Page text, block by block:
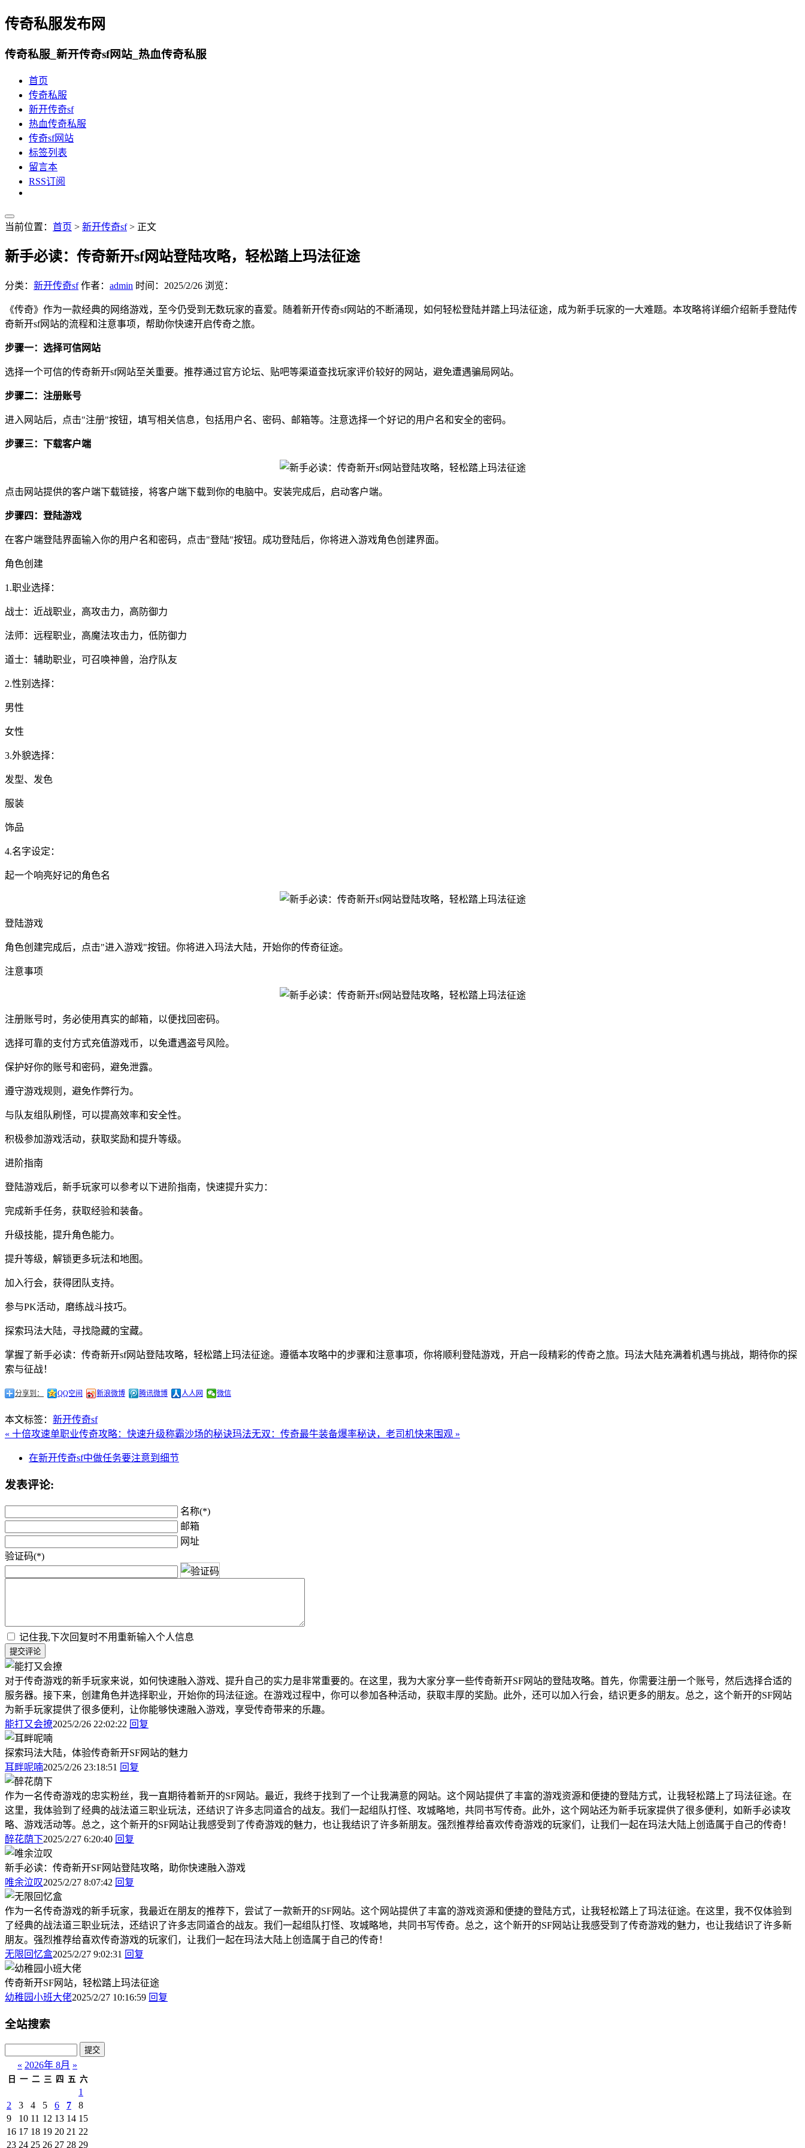
传奇私服发布网
传奇私服_新开传奇sf网站_热血传奇私服
首页
传奇私服
新开传奇sf
热血传奇私服
传奇sf网站
标签列表
留言本
RSS订阅
当前位置： 首页 > 新开传奇sf> 正文
新手必读：传奇新开sf网站登陆攻略，轻松踏上玛法征途
分类： 新开传奇sf 作者： admin 时间： 2025/2/26 浏览：
《传奇》作为一款经典的网络游戏，至今仍受到无数玩家的喜爱。随着新开传奇sf网站的不断涌现，如何轻松登陆并踏上玛法征途，成为新手玩家的一大难题。本攻略将详细介绍新手登陆传
奇新开sf网站的流程和注意事项，帮助你快速开启传奇之旅。
步骤一：选择可信网站
选择一个可信的传奇新开sf网站至关重要。推荐通过官方论坛、贴吧等渠道查找玩家评价较好的网站，避免遭遇骗局网站。
步骤二：注册账号
进入网站后，点击"注册"按钮，填写相关信息，包括用户名、密码、邮箱等。注意选择一个好记的用户名和安全的密码。
步骤三：下载客户端
点击网站提供的客户端下载链接，将客户端下载到你的电脑中。安装完成后，启动客户端。
步骤四：登陆游戏
在客户端登陆界面输入你的用户名和密码，点击"登陆"按钮。成功登陆后，你将进入游戏角色创建界面。
角色创建
1.职业选择：
战士：近战职业，高攻击力，高防御力
法师：远程职业，高魔法攻击力，低防御力
道士：辅助职业，可召唤神兽，治疗队友
2.性别选择：
男性
女性
3.外貌选择：
发型、发色
服装
饰品
4.名字设定：
起一个响亮好记的角色名
登陆游戏
角色创建完成后，点击"进入游戏"按钮。你将进入玛法大陆，开始你的传奇征途。
注意事项
注册账号时，务必使用真实的邮箱，以便找回密码。
选择可靠的支付方式充值游戏币，以免遭遇盗号风险。
保护好你的账号和密码，避免泄露。
遵守游戏规则，避免作弊行为。
与队友组队刷怪，可以提高效率和安全性。
积极参加游戏活动，获取奖励和提升等级。
进阶指南
登陆游戏后，新手玩家可以参考以下进阶指南，快速提升实力：
完成新手任务，获取经验和装备。
升级技能，提升角色能力。
提升等级，解锁更多玩法和地图。
加入行会，获得团队支持。
参与PK活动，磨练战斗技巧。
探索玛法大陆，寻找隐藏的宝藏。
掌握了新手必读：传奇新开sf网站登陆攻略，轻松踏上玛法征途。遵循本攻略中的步骤和注意事项，你将顺利登陆游戏，开启一段精彩的传奇之旅。玛法大陆充满着机遇与挑战，期待你的探
索与征战！
分享到： QQ空间 新浪微博 腾讯微博 人人网 微信
本文标签： 新开传奇sf
« 十倍攻速单职业传奇攻略：快速升级称霸沙场的秘诀玛法无双：传奇最牛装备爆率秘诀，老司机快来围观 »
在新开传奇sf中做任务要注意到细节
发表评论:
名称(*)
邮箱
网址
验证码(*)
记住我,下次回复时不用重新输入个人信息
提交评论
对于传奇游戏的新手玩家来说，如何快速融入游戏、提升自己的实力是非常重要的。在这里，我为大家分享一些传奇新开SF网站的登陆攻略。首先，你需要注册一个账号，然后选择合适的
服务器。接下来，创建角色并选择职业，开始你的玛法征途。在游戏过程中，你可以参加各种活动，获取丰厚的奖励。此外，还可以加入行会，结识更多的朋友。总之，这个新开的SF网站
为新手玩家提供了很多便利，让你能够快速融入游戏，享受传奇带来的乐趣。
能打又会撩2025/2/26 22:02:22 回复
探索玛法大陆，体验传奇新开SF网站的魅力
耳畔呢喃2025/2/26 23:18:51 回复
作为一名传奇游戏的忠实粉丝，我一直期待着新开的SF网站。最近，我终于找到了一个让我满意的网站。这个网站提供了丰富的游戏资源和便捷的登陆方式，让我轻松踏上了玛法征途。在
这里，我体验到了经典的战法道三职业玩法，还结识了许多志同道合的战友。我们一起组队打怪、攻城略地，共同书写传奇。此外，这个网站还为新手玩家提供了很多便利，如新手必读攻
略、游戏活动等。总之，这个新开的SF网站让我感受到了传奇游戏的魅力，也让我结识了许多新朋友。强烈推荐给喜欢传奇游戏的玩家们，让我们一起在玛法大陆上创造属于自己的传奇！
醉花荫下2025/2/27 6:20:40 回复
新手必读：传奇新开SF网站登陆攻略，助你快速融入游戏
唯余泣叹2025/2/27 8:07:42 回复
作为一名传奇游戏的新手玩家，我最近在朋友的推荐下，尝试了一款新开的SF网站。这个网站提供了丰富的游戏资源和便捷的登陆方式，让我轻松踏上了玛法征途。在这里，我不仅体验到
了经典的战法道三职业玩法，还结识了许多志同道合的战友。我们一起组队打怪、攻城略地，共同书写传奇。总之，这个新开的SF网站让我感受到了传奇游戏的魅力，也让我结识了许多新
朋友。强烈推荐给喜欢传奇游戏的玩家们，让我们一起在玛法大陆上创造属于自己的传奇！
无限回忆盒2025/2/27 9:02:31 回复
传奇新开SF网站，轻松踏上玛法征途
幼稚园小班大佬2025/2/27 10:16:59 回复
全站搜索
« 2026年 8月 »
日 一 二 三 四 五 六
1
2
3 4 5 6 7
8
9
10 11 12 13 14 15
16 17 18 19 20 21 22
23 24 25 26 27 28 29